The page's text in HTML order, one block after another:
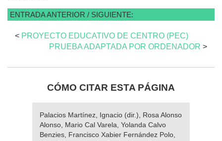
ENTRADA ANTERIOR / SIGUIENTE:
< PROYECTO EDUCATIVO DE CENTRO (PEC)
PRUEBA ADAPTADA POR ORDENADOR >
CÓMO CITAR ESTA PÁGINA
Palacios Martínez, Ignacio (dir.), Rosa Alonso
Alonso, Mario Cal Varela, Yolanda Calvo
Benzies, Francisco Xabier Fernández Polo,